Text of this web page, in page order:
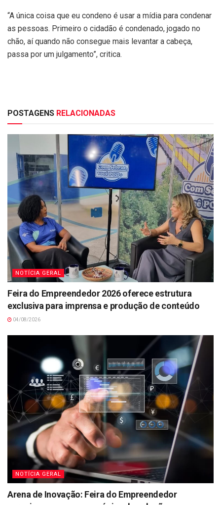
“A única coisa que eu condeno é usar a mídia para condenar
as pessoas. Primeiro o cidadão é condenado, jogado no
chão, aí quando não consegue mais levantar a cabeça,
passa por um julgamento”, critica.
POSTAGENS RELACIONADAS
NOTÍCIA GERAL
Feira do Empreendedor 2026 oferece estrutura
exclusiva para imprensa e produção de conteúdo
04/08/2026
NOTÍCIA GERAL
Arena de Inovação: Feira do Empreendedor